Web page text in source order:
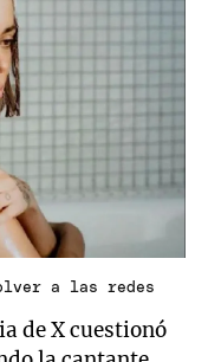
a las redes
de X cuestionó